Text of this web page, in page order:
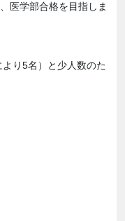
医学部合格を目指しま
り5名）と少人数のた